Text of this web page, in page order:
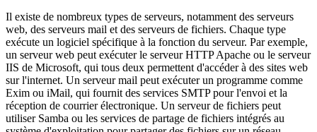
Il existe de nombreux types de serveurs, notamment des serveurs
web, des serveurs mail et des serveurs de fichiers. Chaque type
exécute un logiciel spécifique à la fonction du serveur. Par exemple,
un serveur web peut exécuter le serveur HTTP Apache ou le serveur
IIS de Microsoft, qui tous deux permettent d'accéder à des sites web
sur l'internet. Un serveur mail peut exécuter un programme comme
Exim ou iMail, qui fournit des services SMTP pour l'envoi et la
réception de courrier électronique. Un serveur de fichiers peut
utiliser Samba ou les services de partage de fichiers intégrés au